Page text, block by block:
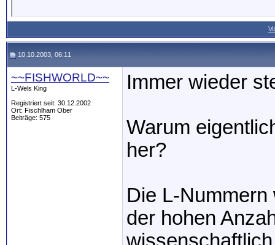
10.10.2003, 06:11
~~FISHWORLD~~
L-Wels King
Registriert seit: 30.12.2002
Ort: Fischlham Ober
Beiträge: 575
Immer wieder
Warum
her?
Die L-
der hohen